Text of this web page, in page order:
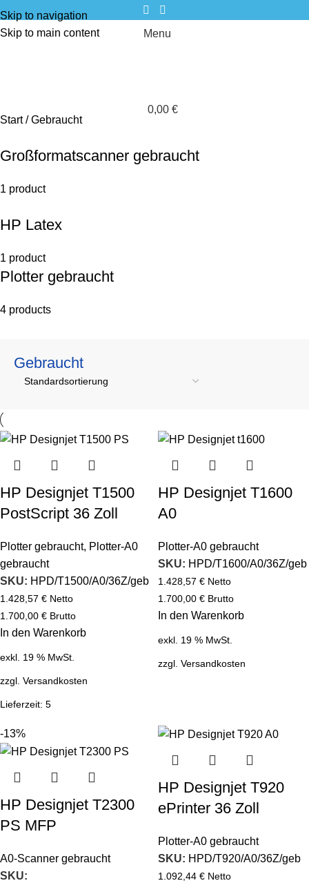
Skip to navigation
Skip to main content
Menu
0,00 €
Start
Gebraucht
Großformatscanner gebraucht
1 product
HP Latex
1 product
Plotter gebraucht
4 products
Gebraucht
HP Designjet T1500
PostScript 36 Zoll
Plotter gebraucht, Plotter-A0
gebraucht
SKU: HPD/T1500/A0/36Z/geb
1.428,57 € Netto
1.700,00 € Brutto
In den Warenkorb
exkl. 19 % MwSt.
zzgl. Versandkosten
Lieferzeit: 5
HP Designjet T1600
A0
Plotter-A0 gebraucht
SKU: HPD/T1600/A0/36Z/geb
1.428,57 € Netto
1.700,00 € Brutto
In den Warenkorb
exkl. 19 % MwSt.
zzgl. Versandkosten
-13%
HP Designjet T2300
PS MFP
A0-Scanner gebraucht
SKU:
HP Designjet T920
ePrinter 36 Zoll
Plotter-A0 gebraucht
SKU: HPD/T920/A0/36Z/geb
1.092,44 € Netto